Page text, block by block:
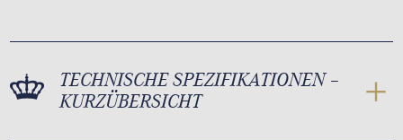
TECHNISCHE SPEZIFIKATIONEN –
KURZÜBERSICHT